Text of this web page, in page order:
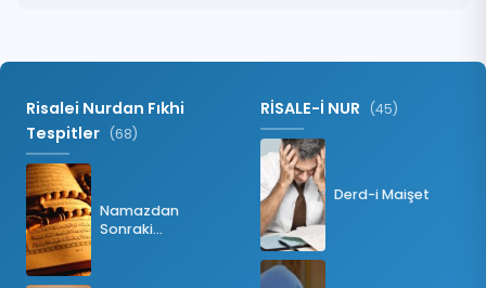
Risalei Nurdan Fıkhi
Tespitler (68)
Namazdan
Sonraki
RİSALE-İ NUR (45)
Derd-i Maişet